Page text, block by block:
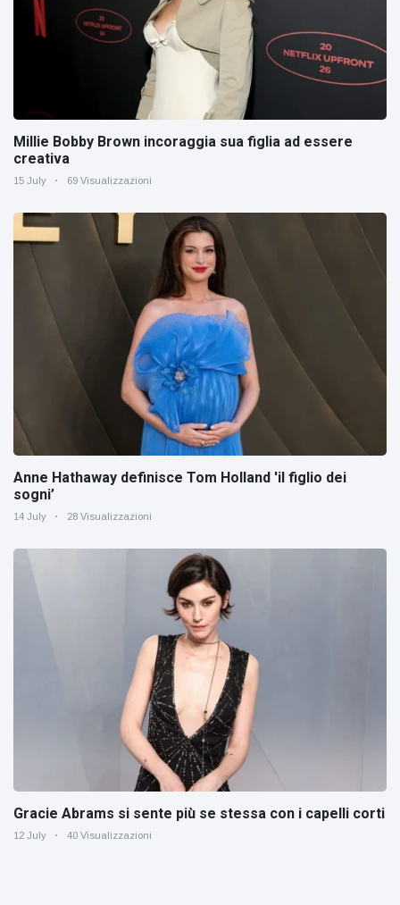
Millie Bobby Brown incoraggia sua figlia ad essere
creativa
15 July 69 Visualizzazioni
Anne Hathaway definisce Tom Holland 'il figlio dei
sogni’
14 July 28 Visualizzazioni
Gracie Abrams si sente più se stessa con i capelli corti
12 July 40 Visualizzazioni